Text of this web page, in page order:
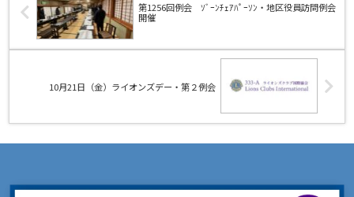
第1256回例会 ｿﾞｰﾝﾁｪｱﾊﾟｰｿﾝ・地区役員訪問例会
開催
10月21日（金）ライオンズデー・第２例会